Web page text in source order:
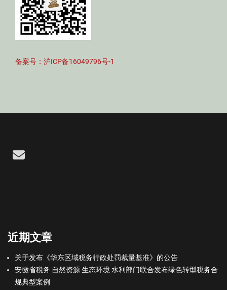
备案号：沪ICP备16049796号-1
Email
近期文章
关于发布《华东区域税务行政处罚裁量基准》的公告
安徽省税务 自然资源 生态环境 水利部门联合发布绿色转型税务合
规典型案例